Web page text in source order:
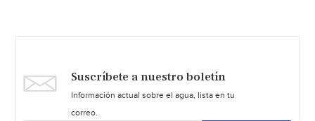
Suscríbete a nuestro boletín
Información actual sobre el agua, lista en tu
correo.